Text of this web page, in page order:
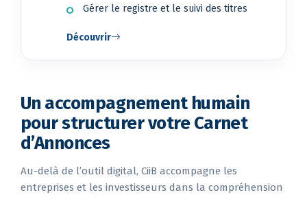
Gérer le registre et le suivi des titres
Découvrir
Un accompagnement humain
pour structurer votre Carnet
d’Annonces
Au-delà de l’outil digital, CiiB accompagne les
entreprises et les investisseurs dans la compréhension